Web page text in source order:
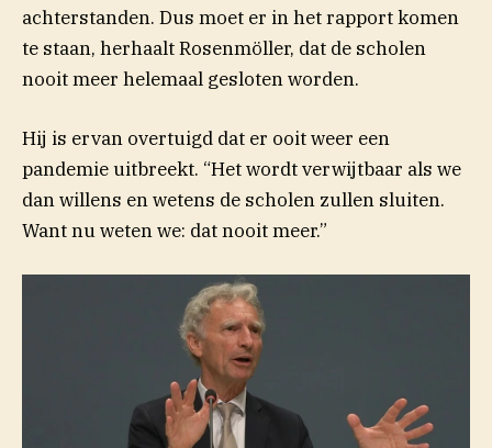
achterstanden. Dus moet er in het rapport komen
te staan, herhaalt Rosenmöller, dat de scholen
nooit meer helemaal gesloten worden.
Hij is ervan overtuigd dat er ooit weer een
pandemie uitbreekt. “Het wordt verwijtbaar als we
dan willens en wetens de scholen zullen sluiten.
Want nu weten we: dat nooit meer.”